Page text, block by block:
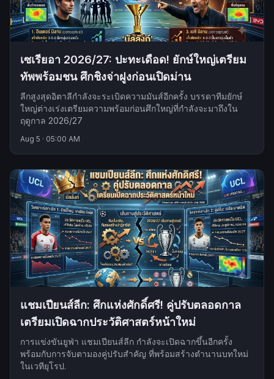
เซเรียอา 2026/27: ปะทะเดือด! ยักษ์ใหญ่เตรียม
ทัพพร้อมชน ศึกชิงจ่าฝูงก่อนเปิดม่าน
ลีกสูงสุดอิตาลีกำลังจะระเบิดความมันส์อีกครั้ง บรรดาทีมยักษ์
ใหญ่ต่างเร่งเตรียมความพร้อมก่อนศึกใหญ่ที่กำลังจะมาถึงใน
ฤดูกาล 2026/27
Aug 5 · 05:00 AM
แชมเปียนส์ลีก: ศึกแห่งศักดิ์ศรี! คู่ปรับตลอดกาล
เตรียมเปิดฉากประวัติศาสตร์หน้าใหม่
การแข่งขันยูฟ่า แชมเปียนส์ลีก กำลังจะเปิดฉากขึ้นอีกครั้ง
พร้อมกับการจับตามองคู่ปรับสำคัญ ที่พร้อมสร้างตำนานบทใหม่
ในเวทียุโรป.